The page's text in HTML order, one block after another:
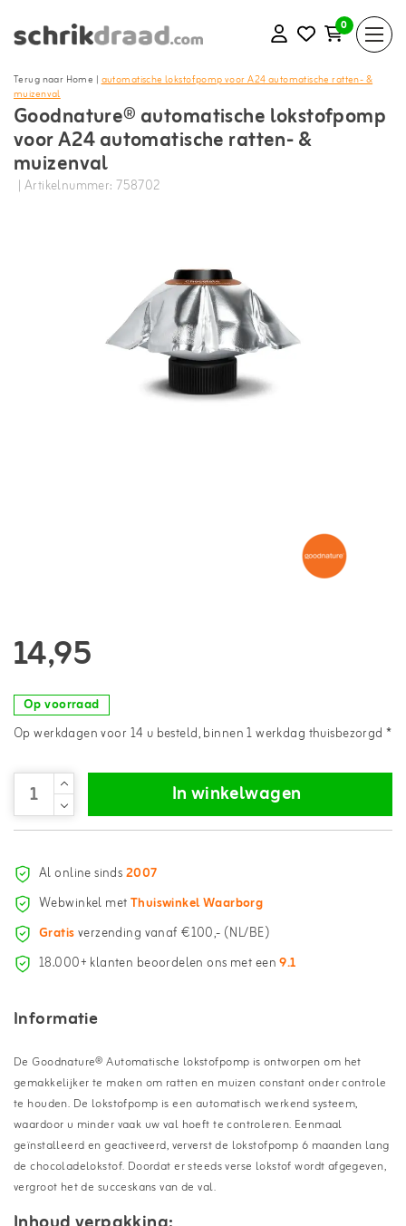
0
Terug naar Home |automatische lokstofpomp voor A24 automatische ratten- &
muizenval
Goodnature® automatische lokstofpomp
voor A24 automatische ratten- &
muizenval
| Artikelnummer: 758702
14,95
Op voorraad
Op werkdagen voor 14 u besteld, binnen 1 werkdag thuisbezorgd *
In winkelwagen
Al online sinds2007
Webwinkel metThuiswinkel Waarborg
Gratisverzending vanaf €100,- (NL/BE)
18.000+ klanten beoordelen ons met een9.1
Informatie
De Goodnature® Automatische lokstofpomp is ontworpen om het
gemakkelijker te maken om ratten en muizen constant onder controle
te houden. De lokstofpomp is een automatisch werkend systeem,
waardoor u minder vaak uw val hoeft te controleren. Eenmaal
geïnstalleerd en geactiveerd, ververst de lokstofpomp 6 maanden lang
de chocoladelokstof. Doordat er steeds verse lokstof wordt afgegeven,
vergroot het de succeskans van de val.